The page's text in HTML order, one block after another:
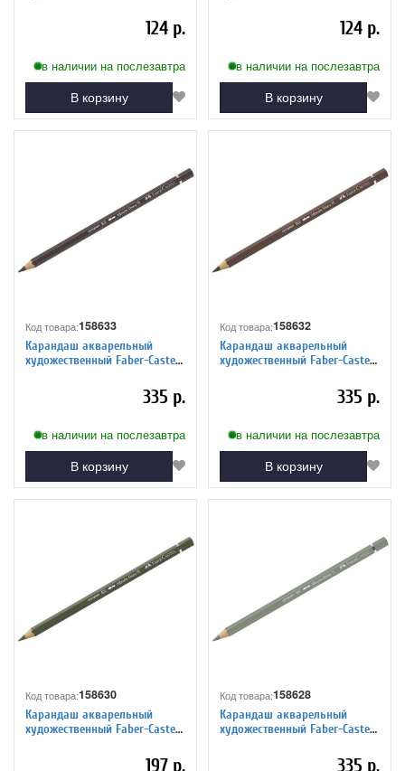
124 р.
в наличии на послезавтра
В корзину
124 р.
в наличии на послезавтра
В корзину
Код товара:158633
Карандаш акварельный
художественный Faber-Castell
335 р.
в наличии на послезавтра
В корзину
Код товара:158632
Карандаш акварельный
художественный Faber-Castell
335 р.
в наличии на послезавтра
В корзину
Код товара:158630
Карандаш акварельный
художественный Faber-Castell
197 р.
Код товара:158628
Карандаш акварельный
художественный Faber-Castell
335 р.